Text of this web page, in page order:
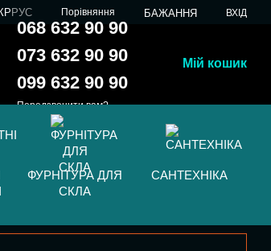
РУС Порівняння БАЖАННЯ ВХІД
068 632 90 90
073 632 90 90
099 632 90 90
Передзвонити вам?
Мій кошик
ФУРНІТУРА ДЛЯ
СКЛА
САНТЕХНІКА